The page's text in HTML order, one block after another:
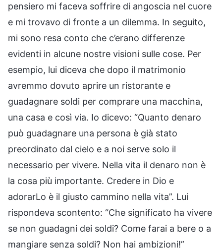
pensiero mi faceva soffrire di angoscia nel cuore
e mi trovavo di fronte a un dilemma. In seguito,
mi sono resa conto che c’erano differenze
evidenti in alcune nostre visioni sulle cose. Per
esempio, lui diceva che dopo il matrimonio
avremmo dovuto aprire un ristorante e
guadagnare soldi per comprare una macchina,
una casa e così via. Io dicevo: “Quanto denaro
può guadagnare una persona è già stato
preordinato dal cielo e a noi serve solo il
necessario per vivere. Nella vita il denaro non è
la cosa più importante. Credere in Dio e
adorarLo è il giusto cammino nella vita”. Lui
rispondeva scontento: “Che significato ha vivere
se non guadagni dei soldi? Come farai a bere o a
mangiare senza soldi? Non hai ambizioni!”